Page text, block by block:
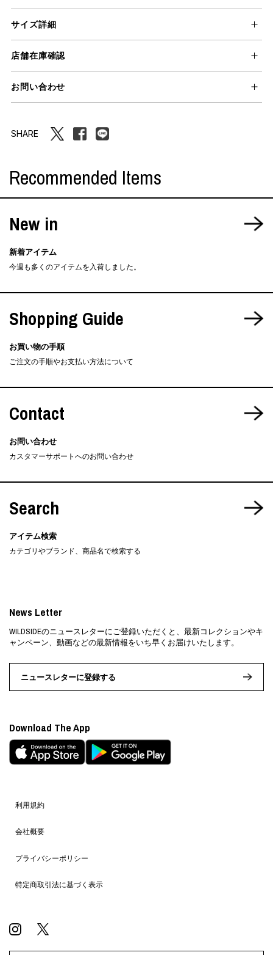
サイズ詳細
店舗在庫確認
お問い合わせ
SHARE
Recommended Items
New in
新着アイテム
今週も多くのアイテムを入荷しました。
Shopping Guide
お買い物の手順
ご注文の手順やお支払い方法について
Contact
お問い合わせ
カスタマーサポートへのお問い合わせ
Search
アイテム検索
カテゴリやブランド、商品名で検索する
利用規約
会社概要
プライバシーポリシー
特定商取引法に基づく表示
News Letter
WILDSIDEのニュースレターにご登録いただくと、最新コレクションやキ
ャンペーン、動画などの最新情報をいち早くお届けいたします。
ニュースレターに登録する
Download The App